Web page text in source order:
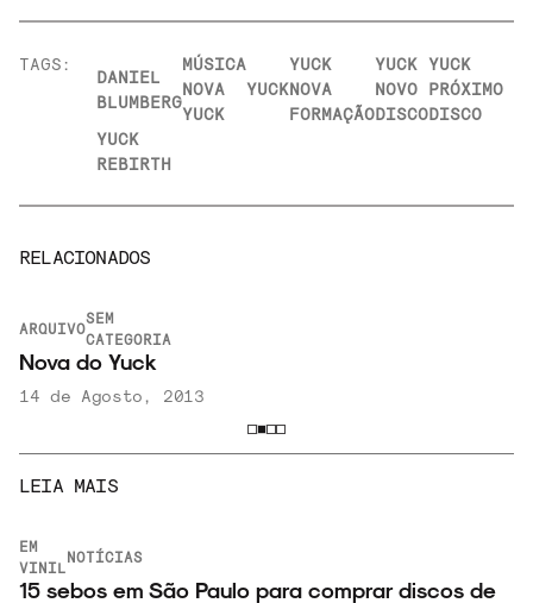
TAGS:
DANIEL
BLUMBERG
MÚSICA
NOVA
YUCK
YUCK
YUCK
NOVA
FORMAÇÃO
YUCK
NOVO
DISCO
YUCK
PRÓXIMO
DISCO
YUCK
REBIRTH
RELACIONADOS
ARQUIVO
SEM
CATEGORIA
Nova do Yuck
14 de Agosto, 2013
LEIA MAIS
EM
VINIL
NOTÍCIAS
15 sebos em São Paulo para comprar discos de